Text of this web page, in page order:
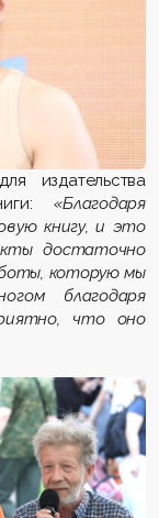
издательства
«Благодаря
книгу, и это
достаточно
которую мы
благодаря
что оно